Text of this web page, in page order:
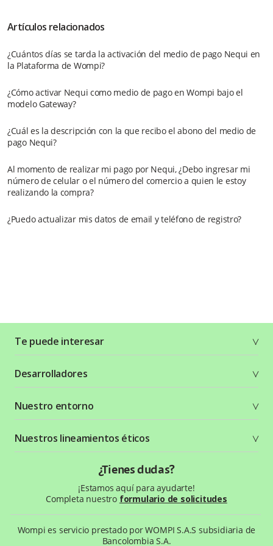
Artículos relacionados
¿Cuántos días se tarda la activación del medio de pago Nequi en
la Plataforma de Wompi?
¿Cómo activar Nequi como medio de pago en Wompi bajo el
modelo Gateway?
¿Cuál es la descripción con la que recibo el abono del medio de
pago Nequi?
Al momento de realizar mi pago por Nequi, ¿Debo ingresar mi
número de celular o el número del comercio a quien le estoy
realizando la compra?
¿Puedo actualizar mis datos de email y teléfono de registro?
Te puede interesar
Planes y tarifas
Crea tu cuenta
Seguridad
Términos y condiciones
Política de privacidad
Desarrolladores
Recursos gráficos
Status Page
Nuestro entorno
¿Qué es Wompi?
Wiki Wompi
Preguntas frecuentes
Nuestros lineamientos éticos
¿Tienes dudas?
¡Estamos aquí para ayudarte!
Completa nuestro formulario de solicitudes
Wompi es servicio prestado por WOMPI S.A.S subsidiaria de
Bancolombia S.A.